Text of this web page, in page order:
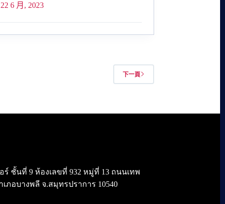
22 6 月, 2023
下一頁
อร์ ชั้นที่ 9 ห้องเลขที่ 932 หมู่ที่ 13 ถนนเทพ
ภอบางพลี จ.สมุทรปราการ 10540